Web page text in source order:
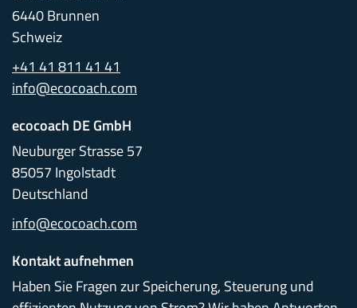
6440 Brunnen
Schweiz
+41 41 811 41 41
info@ecocoach.com
ecocoach DE GmbH
Neuburger Strasse 57
85057 Ingolstadt
Deutschland
info@ecocoach.com
Kontakt aufnehmen
Haben Sie Fragen zur Speicherung, Steuerung und